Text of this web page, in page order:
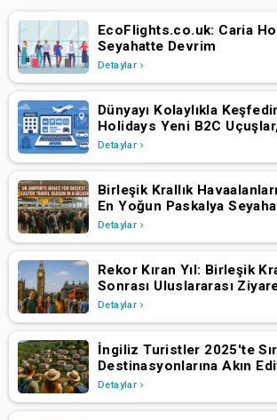
EcoFlights.co.uk: Caria
Seyahatte Devrim
Detaylar
Dünyayı Kolaylıkla
Holidays Yeni B2C
Tatil Paketleri Platformunu
Detaylar
Birleşik Krallık
En Yoğun Paskalya
Hazırlanıyor
Detaylar
Rekor Kıran Yıl: Birleşik
Sonrası Uluslararası
Artış Yaşadı
Detaylar
İngiliz Turistler 2025'te
Destinasyonlarına Akın
Detaylar